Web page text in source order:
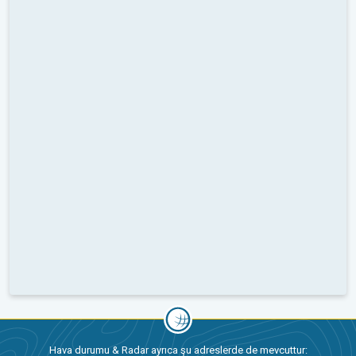
Hava durumu & Radar ayrıca şu adreslerde de mevcuttur: